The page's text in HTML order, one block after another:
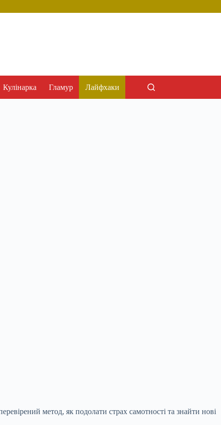
Кулінарка Гламур Лайфхаки
метод, як подолати страх самотності та знайти нові